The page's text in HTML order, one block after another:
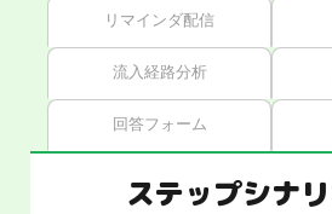
リマインダ配信
流入経路分析
回答フォーム
ステップシナ